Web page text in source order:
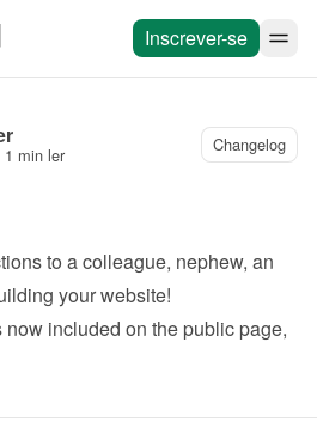
Inscrever-se
1 min ler Changelog
to a colleague, nephew, an
your website!
included on the public page,